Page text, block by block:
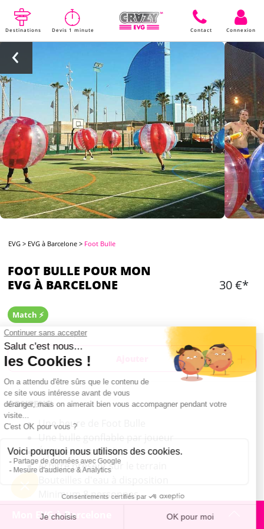
Destinations Devis 1 minute Contact Connexion
EVG > EVG à Barcelone > Foot Bulle
FOOT BULLE POUR MON
EVG À BARCELONE
30 €*
Match ⚡️
CONTENU
Une heure de Foot Bulle
Une bulle gonflable par joueur
Équipements inclus
Arbitre présent sur le terrain
Minimum 8 personnes
Mon EVG à Barcelone